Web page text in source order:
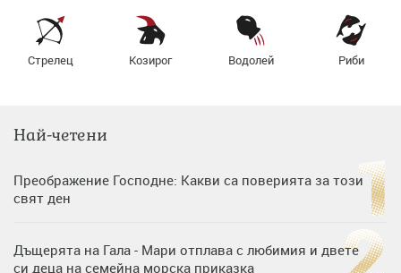
Стрелец Козирог Водолей Риби
Най-четени
Преображение Господне: Какви са поверията за този
свят ден
Дъщерята на Гала - Мари отплава с любимия и двете
си деца на семейна морска приказка